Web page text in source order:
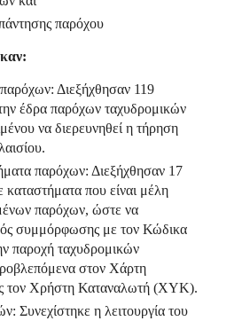
παρόχου
Διεξήχθησαν 119
έδρα παρόχων ταχυδρομικών
να διερευνηθεί η τήρηση
παρόχων: Διεξήχθησαν 17
καταστήματα που είναι μέλη
παρόχων, ώστε να
συμμόρφωσης με τον Κώδικα
παροχή ταχυδρομικών
στον Χάρτη
τον Χρήστη Καταναλωτή (ΧΥΚ).
Συνεχίστηκε η λειτουργία του